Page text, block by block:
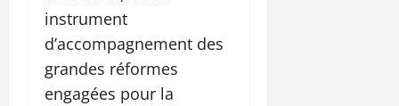
instrument
d’accompagnement des
grandes réformes
engagées pour la